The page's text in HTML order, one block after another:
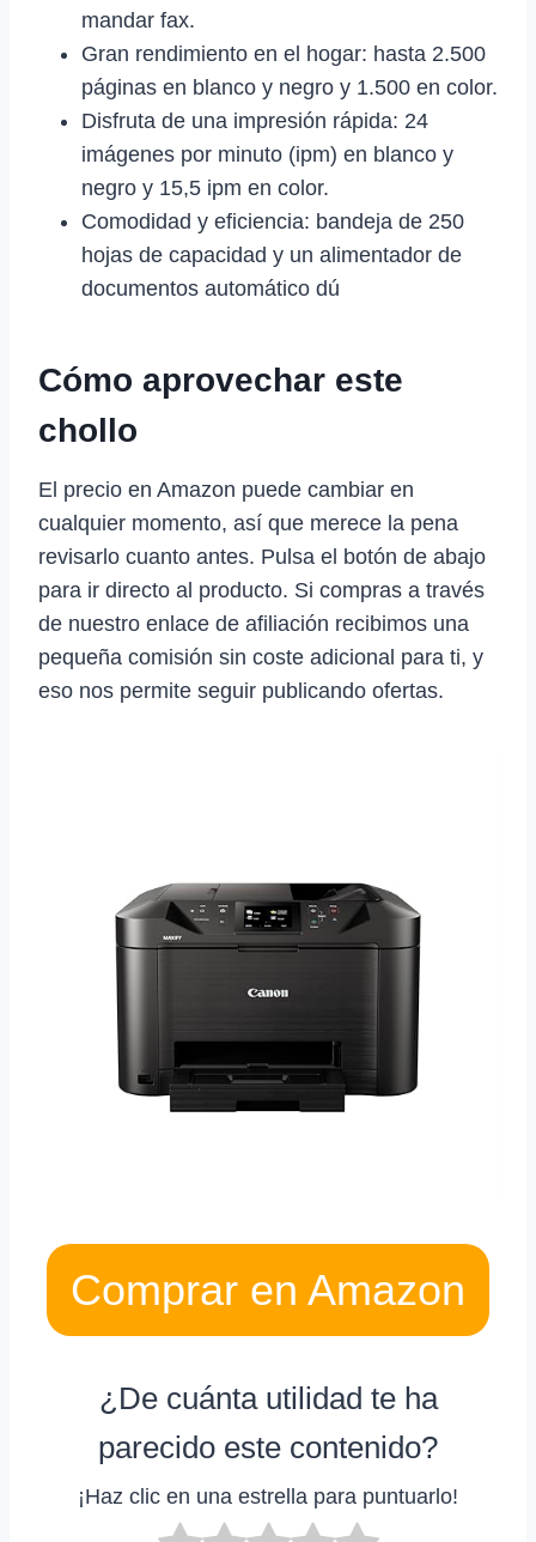
mandar fax.
Gran rendimiento en el hogar: hasta 2.500
páginas en blanco y negro y 1.500 en color.
Disfruta de una impresión rápida: 24
imágenes por minuto (ipm) en blanco y
negro y 15,5 ipm en color.
Comodidad y eficiencia: bandeja de 250
hojas de capacidad y un alimentador de
documentos automático dú
Cómo aprovechar este
chollo
El precio en Amazon puede cambiar en
cualquier momento, así que merece la pena
revisarlo cuanto antes. Pulsa el botón de abajo
para ir directo al producto. Si compras a través
de nuestro enlace de afiliación recibimos una
pequeña comisión sin coste adicional para ti, y
eso nos permite seguir publicando ofertas.
Comprar en Amazon
¿De cuánta utilidad te ha
parecido este contenido?
¡Haz clic en una estrella para puntuarlo!